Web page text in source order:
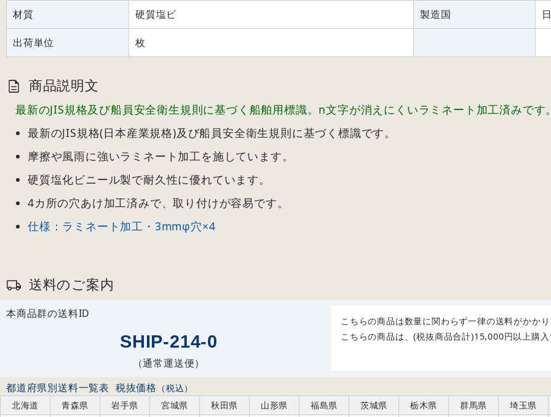
材質 硬質塩ビ 製造国
出荷単位 枚
商品説明文
最新のJIS規格及び船員安全衛生規則に基づく船舶用標識。n文字が消えにくいラミネート加工済みです
最新のJIS規格(日本産業規格)及び船員安全衛生規則に基づく標識です。
摩擦や風雨に強いラミネート加工を施しています。
硬質塩化ビニール製で耐久性に優れています。
4カ所の穴あけ加工済みで、取り付けが容易です。
仕様：ラミネート加工・3mmφ穴×4
送料のご案内
本商品群の送料ID
SHIP-214-0
（通常運送便）
こちらの商品は数量に関わらず一律の送料がかか
こちらの商品は、(税抜商品合計)15,000円以上購
都道府県別送料一覧表 税抜価格 （税込）
北海道
青森県 岩手県 宮城県 秋田県 山形県 福島県 茨城県 栃木県 群馬県 埼玉県